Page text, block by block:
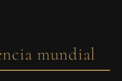
mundial